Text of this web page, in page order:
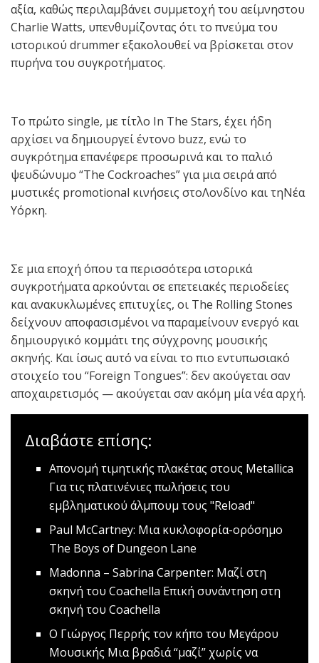
αξία, καθώς περιλαμβάνει συμμετοχή του αείμνηστου
Charlie Watts, υπενθυμίζοντας ότι το πνεύμα του
ιστορικού drummer εξακολουθεί να βρίσκεται στον
πυρήνα του συγκροτήματος.
Το πρώτο single, με τίτλο In The Stars, έχει ήδη
αρχίσει να δημιουργεί έντονο buzz, ενώ το
συγκρότημα επανέφερε προσωρινά και το παλιό
ψευδώνυμο “The Cockroaches” για μια σειρά από
μυστικές promotional κινήσεις στοΛονδίνο και τηΝέα
Υόρκη.
Σε μια εποχή όπου τα περισσότερα ιστορικά
συγκροτήματα αρκούνται σε επετειακές περιοδείες
και ανακυκλωμένες επιτυχίες, οι The Rolling Stones
δείχνουν αποφασισμένοι να παραμείνουν ενεργό και
δημιουργικό κομμάτι της σύγχρονης μουσικής
σκηνής. Και ίσως αυτό να είναι το πιο εντυπωσιακό
στοιχείο του “Foreign Tongues”: δεν ακούγεται σαν
αποχαιρετισμός — ακούγεται σαν ακόμη μία νέα αρχή.
Διαβάστε επίσης:
Aπονομή τιμητικής πλακέτας στους Metallica
Για τις πλατινένιες πωλήσεις του
εμβληματικού άλμπουμ τους "Reload"
Paul McCartney: ​Μια κυκλοφορία-ορόσημο
The Boys of Dungeon Lane
Madonna – Sabrina Carpenter: Μαζί στη
σκηνή του Coachella Επική συνάντηση στη
σκηνή του Coachella
O Γιώργος Περρής τον κήπο του Μεγάρου
Μουσικής Μια βραδιά “μαζί” χωρίς να